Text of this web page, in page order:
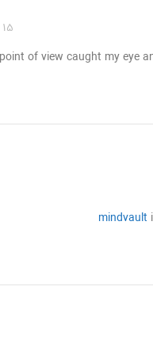
۱۵ شهریور ۱۴۰۴ در ۸:۳۷ ب.ظ
of view caught my eye
mindvault